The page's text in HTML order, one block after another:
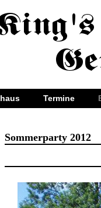
Termine
Sommerparty 2012